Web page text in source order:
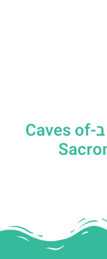
מופע פלמנקו בתוך מערה ב-Caves of